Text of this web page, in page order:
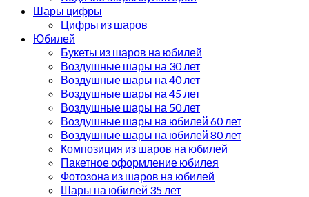
Шары цифры
Цифры из шаров
Юбилей
Букеты из шаров на юбилей
Воздушные шары на 30 лет
Воздушные шары на 40 лет
Воздушные шары на 45 лет
Воздушные шары на 50 лет
Воздушные шары на юбилей 60 лет
Воздушные шары на юбилей 80 лет
Композиция из шаров на юбилей
Пакетное оформление юбилея
Фотозона из шаров на юбилей
Шары на юбилей 35 лет